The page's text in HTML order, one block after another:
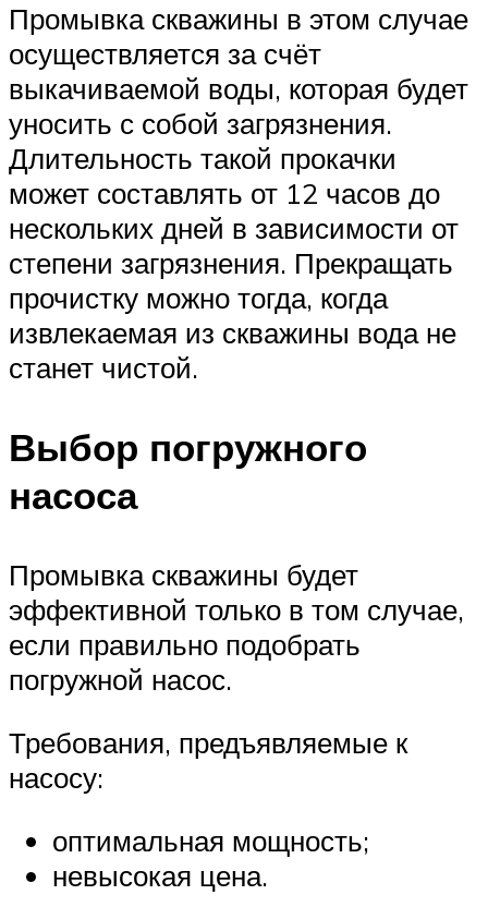
Промывка скважины в этом случае
осуществляется за счёт
выкачиваемой воды, которая будет
уносить с собой загрязнения.
Длительность такой прокачки
может составлять от 12 часов до
нескольких дней в зависимости от
степени загрязнения. Прекращать
прочистку можно тогда, когда
извлекаемая из скважины вода не
станет чистой.
Выбор погружного
насоса
Промывка скважины будет
эффективной только в том случае,
если правильно подобрать
погружной насос.
Требования, предъявляемые к
насосу:
оптимальная мощность;
невысокая цена.